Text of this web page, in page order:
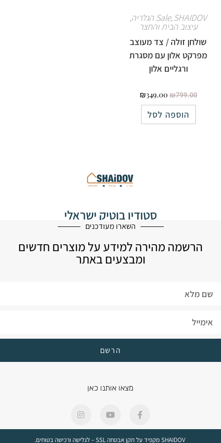
Sale, SHAIDOV הגלריה ,
עיצוב הבית והחצר
שולחן זולה / צד מעוצב
מפרקט אלון עם מסגרת
ורגליים אלון
₪799.00
₪349.00
הוספה לסל
סטודיו בוטיק ישראלי
לעיצוב הבית
השארו מעודכנים
הרשמה מהירה למידע על מוצרים חדשים
ומבצעים באתר
הרשם
מצאו אותנו כאן
SHAIDOV מקפיד על תקן אבטחה SSL – לגלישה ורכישה בטוחים.